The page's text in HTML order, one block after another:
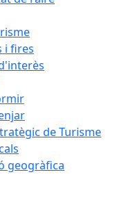
i fires
de Turisme
geogràfica